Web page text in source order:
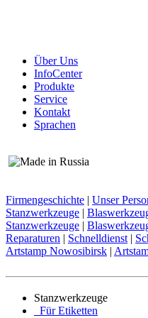
Über Uns
InfoCenter
Produkte
Service
Kontakt
Sprachen
Firmengeschichte | Unser
Stanzwerkzeuge |
Stanzwerkzeuge |
Reparaturen | Schnelldienst |
Artstamp Nowosibirsk |
Stanzwerkzeuge
Für Etiketten